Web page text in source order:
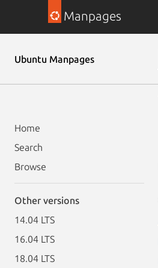
Manpages
Ubuntu Manpages
Home
Search
Browse
Other versions
14.04 LTS
16.04 LTS
18.04 LTS